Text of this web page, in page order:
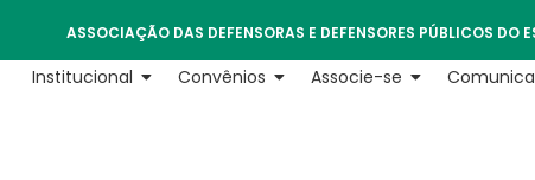
ASSOCIAÇÃO DAS DEFENSORAS E DEFENSORES PÚBLICOS DO
Institucional Convênios Associe-se